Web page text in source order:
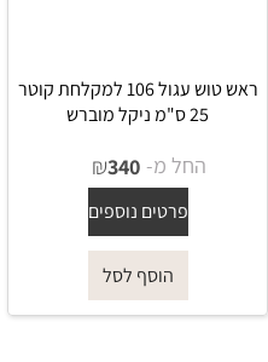
ראש טוש עגול 106 למקלחת קוטר
25 ס"מ ניקל מוברש
החל מ- ₪340
פרטים נוספים
הוסף לסל